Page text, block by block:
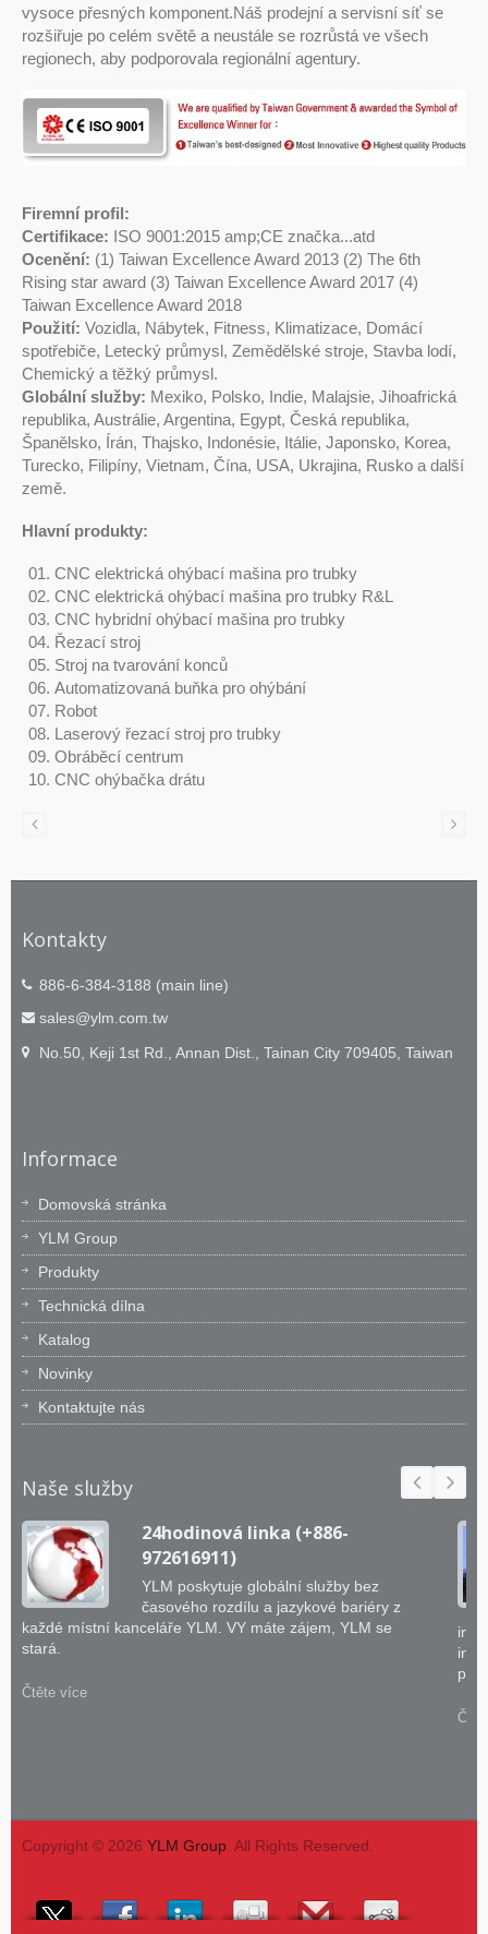
vysoce přesných komponent.Náš prodejní a servisní síť se
rozšiřuje po celém světě a neustále se rozrůstá ve všech
regionech, aby podporovala regionální agentury.
Firemní profil:
Certifikace: ISO 9001:2015 amp;CE značka...atd
Ocenění: (1) Taiwan Excellence Award 2013 (2) The 6th
Rising star award (3) Taiwan Excellence Award 2017 (4)
Taiwan Excellence Award 2018
Použití: Vozidla, Nábytek, Fitness, Klimatizace, Domácí
spotřebiče, Letecký průmysl, Zemědělské stroje, Stavba lodí,
Chemický a těžký průmysl.
Globální služby: Mexiko, Polsko, Indie, Malajsie, Jihoafrická
republika, Austrálie, Argentina, Egypt, Česká republika,
Španělsko, Írán, Thajsko, Indonésie, Itálie, Japonsko, Korea,
Turecko, Filipíny, Vietnam, Čína, USA, Ukrajina, Rusko a další
země.
Hlavní produkty:
CNC elektrická ohýbací mašina pro trubky
CNC elektrická ohýbací mašina pro trubky R&L
CNC hybridní ohýbací mašina pro trubky
Řezací stroj
Stroj na tvarování konců
Automatizovaná buňka pro ohýbání
Robot
Laserový řezací stroj pro trubky
Obráběcí centrum
CNC ohýbačka drátu
Kontakty
886-6-384-3188 (main line)
sales@ylm.com.tw
No.50, Keji 1st Rd., Annan Dist., Tainan City 709405, Taiwan
Informace
Domovská stránka
YLM Group
Produkty
Technická dílna
Katalog
Novinky
Kontaktujte nás
Naše služby
24hodinová linka (+886-
972616911)
YLM poskytuje globální služby bez
časového rozdílu a jazykové bariéry z
každé místní kanceláře YLM. VY máte zájem, YLM se
stará.
Čtěte více
Copyright © 2026 YLM Group. All Rights Reserved.